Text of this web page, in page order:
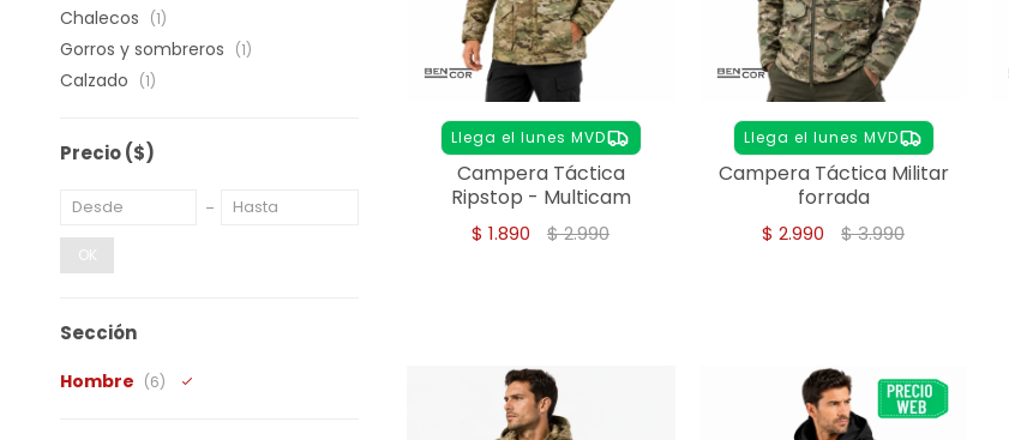
Llega el lunes MVD
Campera Táctica
Ripstop - Multicam
$ 1.890 $2.990
Llega el lunes MVD
Campera Táctica Militar
forrada
$ 2.990 $3.990
Chalecos (1)
Gorros y sombreros (1)
Calzado (1)
Precio($)
OK
Sección
Hombre (6)